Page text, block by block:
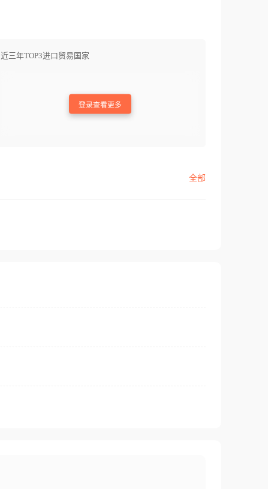
近三年TOP3进口贸易国家
登录查看更多
全部